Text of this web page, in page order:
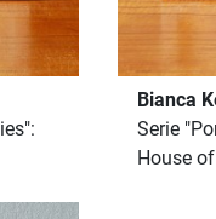
Bianca
Serie
House